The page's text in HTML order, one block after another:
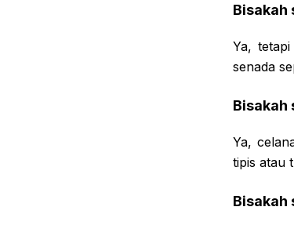
Bisakah
Ya,
senada
Bisakah
Ya,
tipis atau
Bisakah